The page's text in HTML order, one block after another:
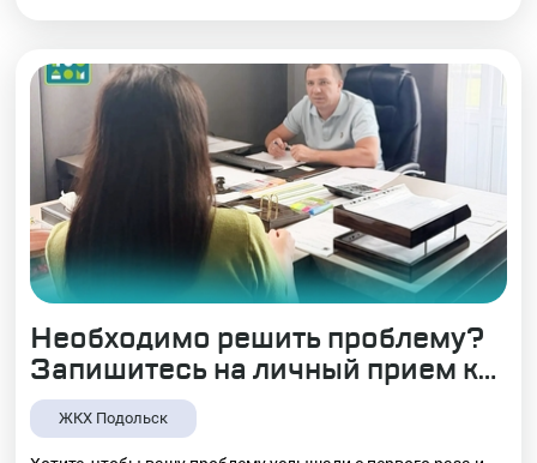
ЖКХ Подольск
Необходимо решить проблему?
Запишитесь на личный прием к
директору УК «ЭстГрупп»